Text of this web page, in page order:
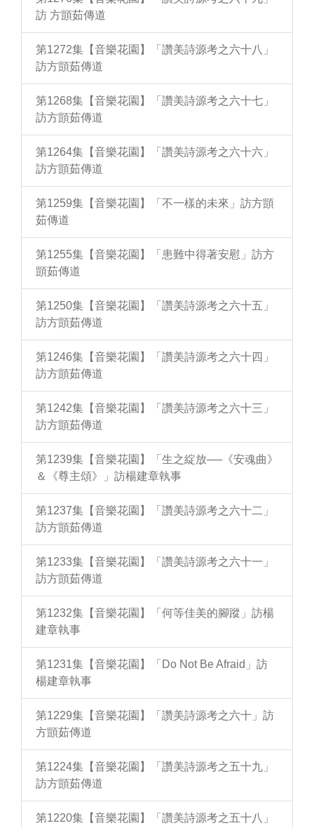
訪 方顗茹傳道
第1272集【音樂花園】「讚美詩源考之六十八」
訪方顗茹傳道
第1268集【音樂花園】「讚美詩源考之六十七」
訪方顗茹傳道
第1264集【音樂花園】「讚美詩源考之六十六」
訪方顗茹傳道
第1259集【音樂花園】「不一樣的未來」訪方顗
茹傳道
第1255集【音樂花園】「患難中得著安慰」訪方
顗茹傳道
第1250集【音樂花園】「讚美詩源考之六十五」
訪方顗茹傳道
第1246集【音樂花園】「讚美詩源考之六十四」
訪方顗茹傳道
第1242集【音樂花園】「讚美詩源考之六十三」
訪方顗茹傳道
第1239集【音樂花園】「生之綻放──《安魂曲》
＆《尊主頌》」訪楊建章執事
第1237集【音樂花園】「讚美詩源考之六十二」
訪方顗茹傳道
第1233集【音樂花園】「讚美詩源考之六十一」
訪方顗茹傳道
第1232集【音樂花園】「何等佳美的腳蹤」訪楊
建章執事
第1231集【音樂花園】「Do Not Be Afraid」訪
楊建章執事
第1229集【音樂花園】「讚美詩源考之六十」訪
方顗茹傳道
第1224集【音樂花園】「讚美詩源考之五十九」
訪方顗茹傳道
第1220集【音樂花園】「讚美詩源考之五十八」